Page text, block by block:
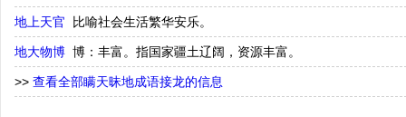
地上天官 比喻社会生活繁华安乐。
地大物博 博：丰富。指国家疆土辽阔，资源丰富。
>> 查看全部瞒天昧地成语接龙的信息